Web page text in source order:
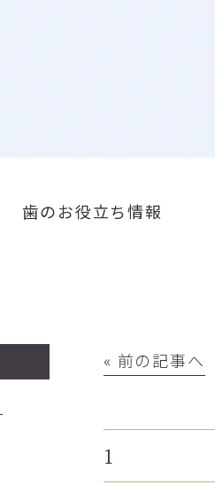
歯のお役立ち情報
« 前の記事へ
1